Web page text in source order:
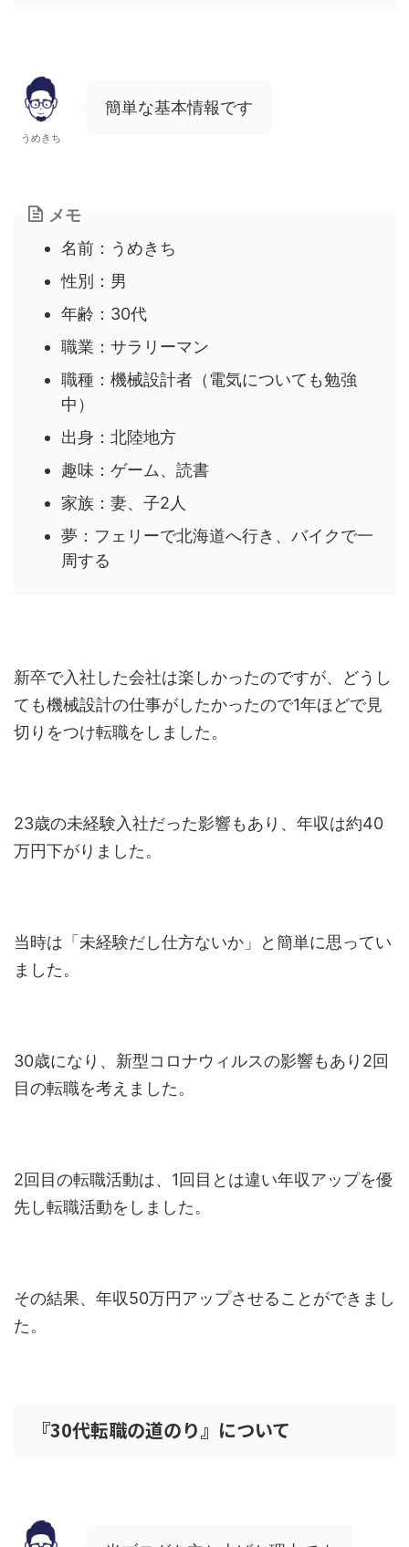
うめきち
簡単な基本情報です
メモ
名前：うめきち
性別：男
年齢：30代
職業：サラリーマン
職種：機械設計者（電気についても勉強
中）
出身：北陸地方
趣味：ゲーム、読書
家族：妻、子2人
夢：フェリーで北海道へ行き、バイクで一
周する
新卒で入社した会社は楽しかったのですが、どうし
ても機械設計の仕事がしたかったので1年ほどで見
切りをつけ転職をしました。
23歳の未経験入社だった影響もあり、年収は約40
万円下がりました。
当時は「未経験だし仕方ないか」と簡単に思ってい
ました。
30歳になり、新型コロナウィルスの影響もあり2回
目の転職を考えました。
2回目の転職活動は、1回目とは違い年収アップを優
先し転職活動をしました。
その結果、年収50万円アップさせることができまし
た。
『30代転職の道のり』について